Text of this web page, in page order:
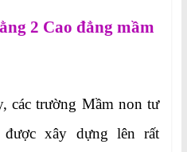
2 Cao đẳng mầm
trường Mầm non tư
xây dựng lên rất